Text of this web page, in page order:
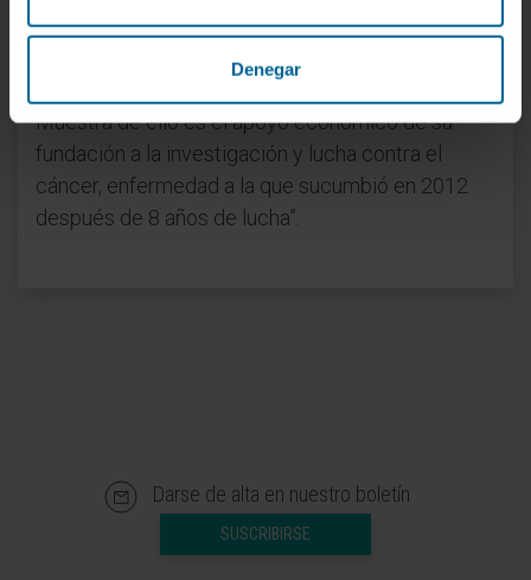
Denegar
tan exigente con los demás como consigo mismo
pero justo, que estaba siempre atento a los
Muestra de ello es el apoyo económico de su
fundación a la investigación y lucha contra el
cáncer, enfermedad a la que sucumbió en 2012
después de 8 años de lucha”.
Darse de alta en nuestro boletín
SUSCRIBIRSE